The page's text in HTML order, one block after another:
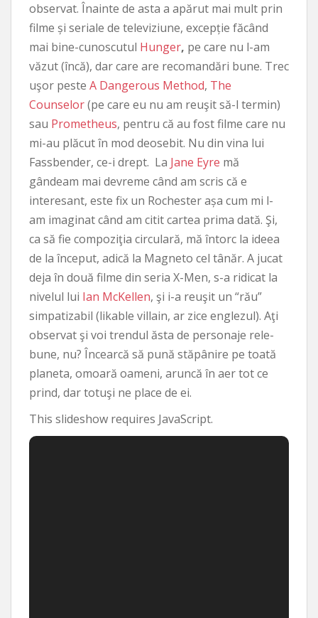
observat. Înainte de asta a apărut mai mult prin
filme și seriale de televiziune, excepție făcând
mai bine-cunoscutul Hunger, pe care nu l-am
văzut (încă), dar care are recomandări bune. Trec
uşor peste A Dangerous Method, The
Counselor(pe care eu nu am reuşit să-l termin)
sau Prometheus, pentru că au fost filme care nu
mi-au plăcut în mod deosebit. Nu din vina lui
Fassbender, ce-i drept. La Jane Eyre mă
gândeam mai devreme când am scris că e
interesant, este fix un Rochester așa cum mi l-
am imaginat când am citit cartea prima dată. Şi,
ca să fie compoziţia circulară, mă întorc la ideea
de la început, adică la Magneto cel tânăr. A jucat
deja în două filme din seria X-Men, s-a ridicat la
nivelul lui Ian McKellen, şi i-a reuşit un “rău”
simpatizabil (likable villain, ar zice englezul). Aţi
observat şi voi trendul ăsta de personaje rele-
bune, nu? Încearcă să pună stăpânire pe toată
planeta, omoară oameni, aruncă în aer tot ce
prind, dar totuşi ne place de ei.
This slideshow requires JavaScript.